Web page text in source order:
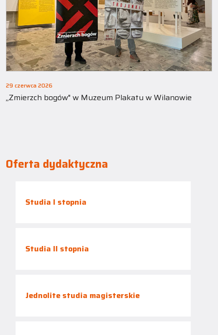
29 czerwca 2026
„Zmierzch bogów" w Muzeum Plakatu w Wilanowie
Oferta dydaktyczna
Studia I stopnia
Studia II stopnia
Jednolite studia magisterskie